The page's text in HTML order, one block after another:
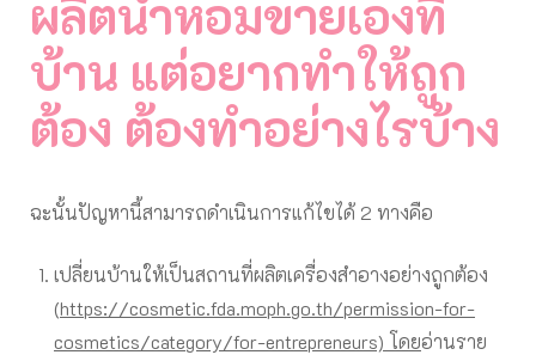
ผลิตน้ำหอมขายเองที่
บ้าน แต่อยากทำให้ถูก
ต้อง ต้องทำอย่างไรบ้าง
ฉะนั้นปัญหานี้สามารถดำเนินการแก้ไขได้ 2 ทางคือ
เปลี่ยนบ้านให้เป็นสถานที่ผลิตเครื่องสำอางอย่างถูกต้อง
(https://cosmetic.fda.moph.go.th/permission-for-
cosmetics/category/for-entrepreneurs) โดยอ่านราย